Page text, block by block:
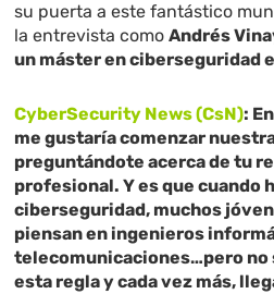
su puerta a este fantástico
la entrevista comoAndrés
un máster en ciberseguridad
CyberSecurity News (CsN):
me gustaría comenzar
preguntándote acerca de tu
profesional. Y es que cuando
ciberseguridad, muchos
piensan en ingenieros
telecomunicaciones…pero no
esta regla y cada vez más,